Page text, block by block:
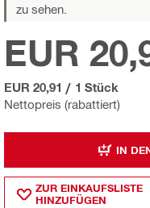
zu sehen.
Nettopreis (rabattiert)
EUR
EUR 20,91 / 1 Stück
IN
ZUR EINKAUFSLISTE
HINZUFÜGEN